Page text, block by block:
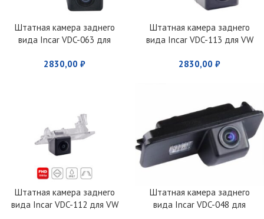
Штатная камера заднего
вида Incar VDC-063 для
2830,00 ₽
Штатная камера заднего
вида Incar VDC-113 для VW
2830,00 ₽
Штатная камера заднего
вида Incar VDC-112 для VW
Штатная камера заднего
вида Incar VDC-048 для